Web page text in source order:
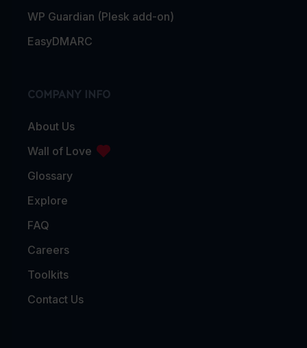
WP Guardian (Plesk add-on)
EasyDMARC
COMPANY INFO
About Us
Wall of Love
Glossary
Explore
FAQ
Careers
Toolkits
Contact Us